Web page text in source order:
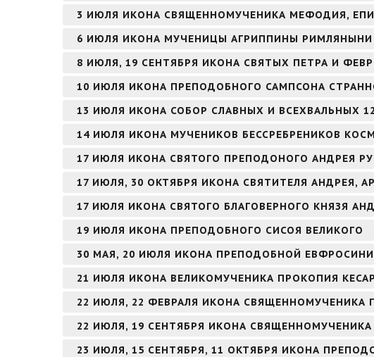
3 ИЮЛЯ ИКОНА СВЯЩЕННОМУЧЕНИКА МЕФОДИЯ,
6 ИЮЛЯ ИКОНА МУЧЕНИЦЫ АГРИППИНЫ РИМЛЯНЫНИ
8 ИЮЛЯ, 19 СЕНТЯБРЯ ИКОНА СВЯТЫХ ПЕТРА И
10 ИЮЛЯ ИКОНА ПРЕПОДОБНОГО САМПСОНА
13 ИЮЛЯ ИКОНА СОБОР СЛАВНЫХ И ВСЕХВАЛЬНЫХ
14 ИЮЛЯ ИКОНА МУЧЕНИКОВ БЕССРЕБРЕНИКОВ
17 ИЮЛЯ ИКОНА СВЯТОГО ПРЕПОДОНОГО АНДРЕЯ
17 ИЮЛЯ, 30 ОКТЯБРЯ ИКОНА СВЯТИТЕЛЯ АНДРЕЯ,
17 ИЮЛЯ ИКОНА СВЯТОГО БЛАГОВЕРНОГО КНЯЗЯ
19 ИЮЛЯ ИКОНА ПРЕПОДОБНОГО СИСОЯ ВЕЛИКОГО
30 МАЯ, 20 ИЮЛЯ ИКОНА ПРЕПОДОБНОЙ
21 ИЮЛЯ ИКОНА ВЕЛИКОМУЧЕНИКА ПРОКОПИЯ
22 ИЮЛЯ, 22 ФЕВРАЛЯ ИКОНА СВЯЩЕННОМУЧЕНИКА
22 ИЮЛЯ, 19 СЕНТЯБРЯ ИКОНА
23 ИЮЛЯ, 15 СЕНТЯБРЯ, 11 ОКТЯБРЯ ИКОНА